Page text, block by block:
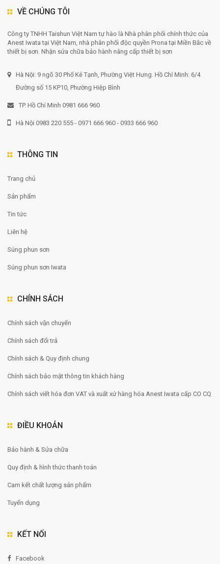
VỀ CHÚNG TÔI
Công ty TNHH Taishun Việt Nam tự hào là Nhà phân phối chính thức của
Anest Iwata tại Việt Nam, nhà phân phối độc quyền Prona tại Miền Bắc về
thiết bị sơn. Nhận sửa chữa bảo hành nâng cấp thiết bị sơn
Hà Nội: 9 ngõ 30 Phố Kẻ Tạnh, Phường Việt Hưng. Hồ Chí Minh: 6/4
Đường số 15 KP10, Phường Hiệp Bình
TP. Hồ Chí Minh 0981 666 960
Hà Nội 0983 220 555 - 0971 666 960 - 0933 666 960
THÔNG TIN
Trang chủ
Sản phẩm
Tin tức
Liên hệ
Súng phun sơn
Súng phun sơn Iwata
CHÍNH SÁCH
Chính sách vận chuyển
Chính sách đổi trả
Chính sách & Quy định chung
Chính sách bảo mật thông tin khách hàng
Chính sách viết hóa đơn VAT và xuất xứ hàng hóa Anest Iwata cấp CO CQ
ĐIỀU KHOẢN
Bảo hành & Sửa chữa
Quy định & hình thức thanh toán
Cam kết chất lượng sản phẩm
Tuyển dụng
KẾT NỐI
Facebook